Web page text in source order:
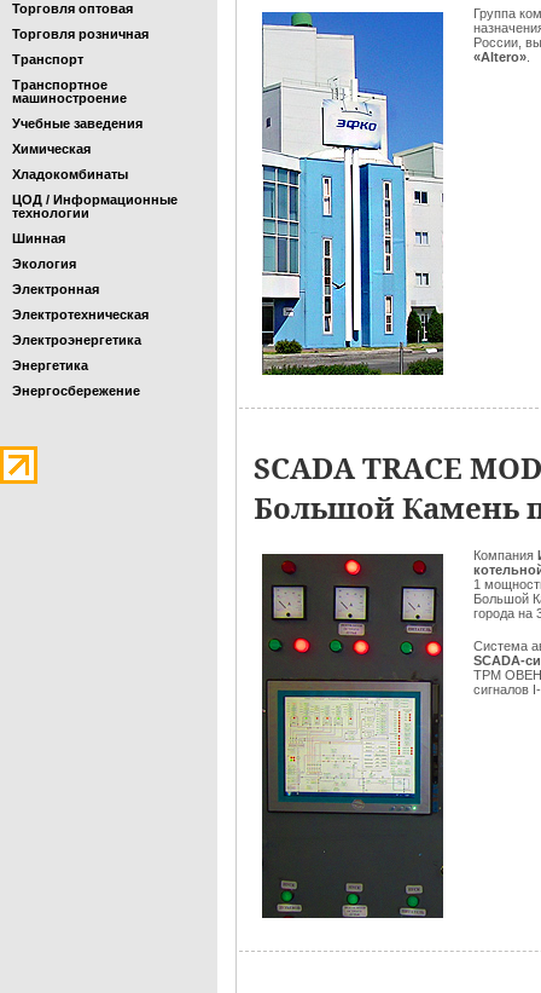
Торговля оптовая
Торговля розничная
Транспорт
Транспортное
машиностроение
Учебные заведения
Химическая
Хладокомбинаты
ЦОД / Информационные
технологии
Шинная
Экология
Электронная
Электротехническая
Электроэнергетика
Энергетика
Энергосбережение
Группа
России,
«Altero»
SCADA TRACE
Большой Камень
Компания
1
Большой
города на
Система
SCADA-
ТРМ ОВЕН,
сигналов